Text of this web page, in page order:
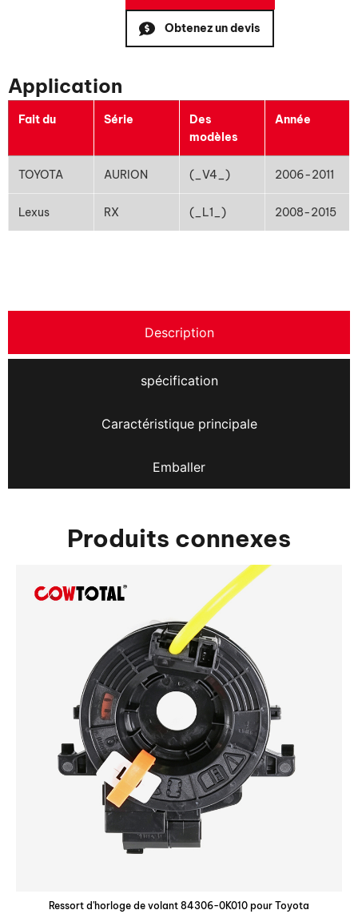
Obtenez un devis
Application
Fait du Série
Des
modèles
Année
TOYOTA AURION (_V4_) 2006-2011
Lexus RX (_L1_) 2008-2015
Description
spécification
Caractéristique principale
Emballer
Produits connexes
Ressort d'horloge de volant 84306-0K010 pour Toyota